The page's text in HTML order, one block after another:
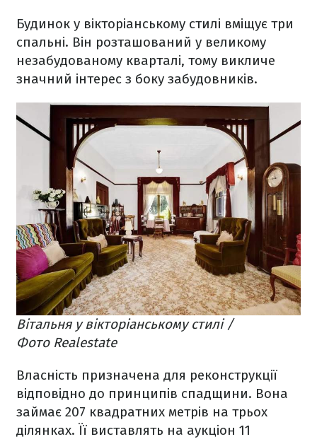
Будинок у вікторіанському стилі вміщує три
спальні. Він розташований у великому
незабудованому кварталі, тому викличе
значний інтерес з боку забудовників.
Вітальня у вікторіанському стилі /
Фото Realestate
Власність призначена для реконструкції
відповідно до принципів спадщини. Вона
займає 207 квадратних метрів на трьох
ділянках. Її виставлять на аукціон 11